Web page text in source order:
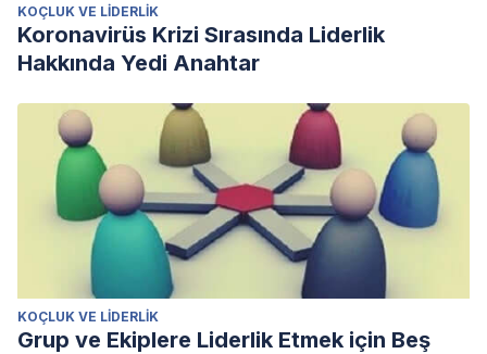
KOÇLUK VE LIDERLIK
Koronavirüs Krizi Sırasında Liderlik
Hakkında Yedi Anahtar
KOÇLUK VE LIDERLIK
Grup ve Ekiplere Liderlik Etmek için Beş